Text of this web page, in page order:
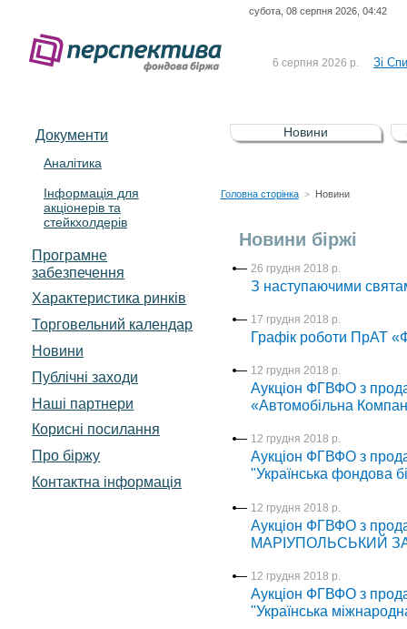
субота, 08 серпня 2026, 04:42
6 серпня 2026 р. Зі
5 серпня 2026 р.
Зі
UA4000232607)
4 серпня 2026 р.
Документи
Аналітика
Інформація для
акціонерів та
стейкхолдерів
Програмне
забезпечення
Характеристика pинків
Торговельний календар
Новини
Публічні заходи
Наші партнери
Корисні посилання
Про біржу
Контактна інформація
Новини
Головна сторінка > Новини
Новини біржі
26 грудня 2018 р.
З наступаючими
17 грудня 2018 р.
Графік роботи ПрАТ
12 грудня 2018 р.
Аукціон ФГВФО з
«Автомобільна
12 грудня 2018 р.
Аукціон ФГВФО з
"Українська фондова
12 грудня 2018 р.
Аукціон ФГВФО з
МАРІУПОЛЬСЬКИЙ
12 грудня 2018 р.
Аукціон ФГВФО з
"Українська